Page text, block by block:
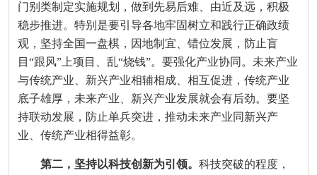
门别类制定实施规划，做到先易后难、由近及远，积极
稳步推进。特别是要引导各地牢固树立和践行正确政绩
观，坚持全国一盘棋，因地制宜、错位发展，防止盲
目“跟风”上项目、乱“烧钱”。要强化产业协同。未来产业
与传统产业、新兴产业相辅相成、相互促进，传统产业
底子雄厚，未来产业、新兴产业发展就会有后劲。要坚
持联动发展，防止单兵突进，推动未来产业同新兴产
业、传统产业相得益彰。
第二，坚持以科技创新为引领。 科技突破的程度，